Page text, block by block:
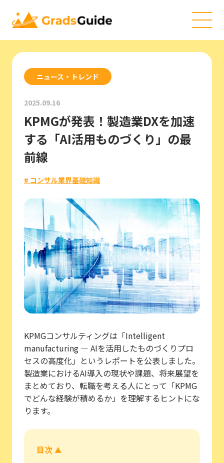
ニュース・トレンド
2025.09.16
KPMGが発表！製造業DXを加速
する「AI活用ものづくり」の最
前線
# コンサル業界基礎知識
KPMGコンサルティングは「Intelligent
manufacturing ― AIを活用したものづくりプロ
セスの高度化」というレポートを公表しました。
製造業におけるAI導入の現状や課題、将来展望を
まとめており、転職を考える人にとって「KPMG
でどんな経験が積めるか」を理解するヒントにな
ります。
目次 ▲